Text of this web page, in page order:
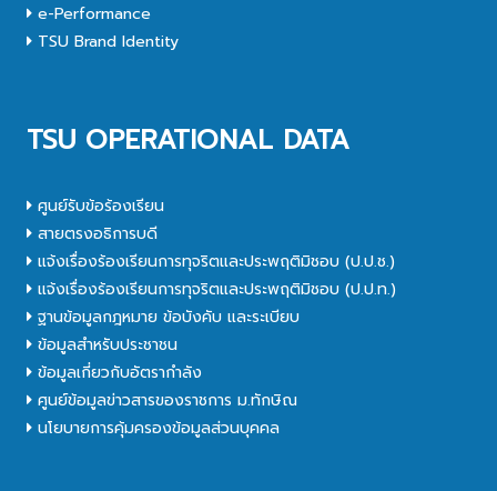
e-Performance
TSU Brand Identity
TSU OPERATIONAL DATA
ศูนย์รับข้อร้องเรียน
สายตรงอธิการบดี
แจ้งเรื่องร้องเรียนการทุจริตและประพฤติมิชอบ (ป.ป.ช.)
แจ้งเรื่องร้องเรียนการทุจริตและประพฤติมิชอบ (ป.ป.ท.)
ฐานข้อมูลกฎหมาย ข้อบังคับ และระเบียบ
ข้อมูลสำหรับประชาชน
ข้อมูลเกี่ยวกับอัตรากำลัง
ศูนย์ข้อมูลข่าวสารของราชการ ม.ทักษิณ
นโยบายการคุ้มครองข้อมูลส่วนบุคคล